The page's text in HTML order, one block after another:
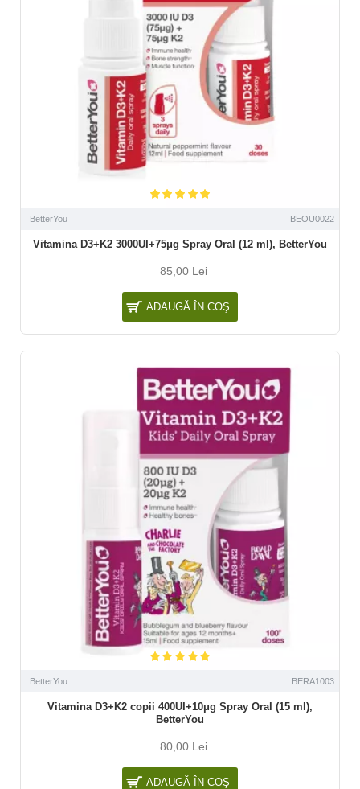
BetterYou BEOU0022
Vitamina D3+K2 3000UI+75μg Spray Oral (12 ml), BetterYou
85,00 Lei
ADAUGĂ ÎN COŞ
BetterYou BERA1003
Vitamina D3+K2 copii 400UI+10μg Spray Oral (15 ml),
BetterYou
80,00 Lei
ADAUGĂ ÎN COŞ